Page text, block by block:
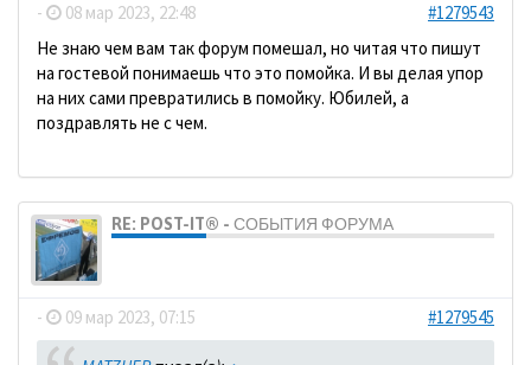
- 08 мар 2023, 22:48
#1279543
Не знаю чем вам так форум помешал, но читая что пишут
на гостевой понимаешь что это помойка. И вы делая упор
на них сами превратились в помойку. Юбилей, а
поздравлять не с чем.
RE: POST-IT® - СОБЫТИЯ ФОРУМА
- 09 мар 2023, 07:15 #1279545